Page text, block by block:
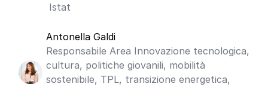
Istat
Antonella Galdi
Responsabile Area Innovazione tecnologica,
cultura, politiche giovanili, mobilità
sostenibile, TPL, transizione energetica,